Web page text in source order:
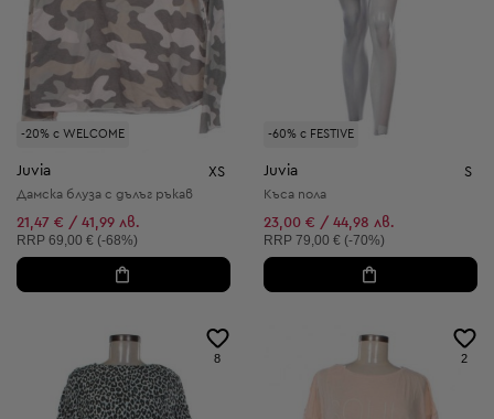
-20% с WELCOME
Juvia XS
Дамска блуза с дълъг ръкав
21,47 € / 41,99 лв.
Препоръчителна цена:
RRP 69,00 € (-68%)
-60% с FESTIVE
Juvia S
Къса пола
23,00 € / 44,98 лв.
Препоръчителна цена:
RRP 79,00 € (-70%)
8 2